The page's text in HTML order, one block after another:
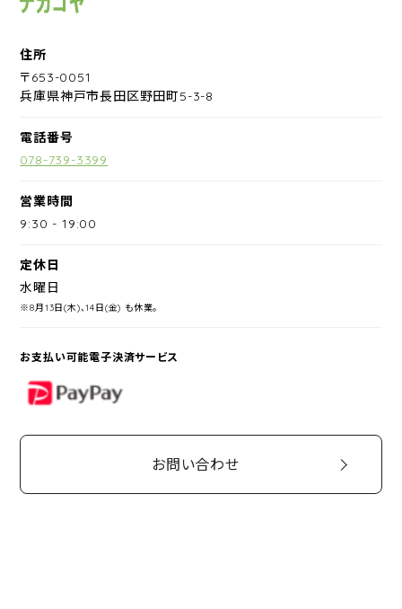
住所
〒653-0051
兵庫県神戸市長田区野田町5-3-8
電話番号
078-739-3399
営業時間
9:30 -19:00
定休日
水曜日
※8月13日(木)、14日(金) も休業。
お支払い可能電子決済サービス
PayPay
お問い合わせ